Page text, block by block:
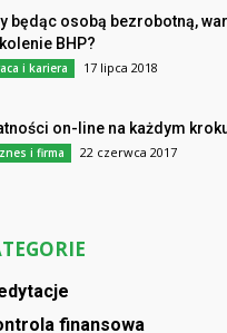
będąc osobą bezrobotną,
BHP?
i kariera 17 lipca 2018
on-line na każdym
i firma 22 czerwca 2017
finansowa